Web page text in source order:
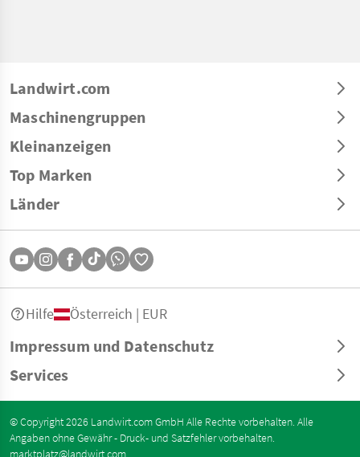
Landwirt.com
Maschinengruppen
Kleinanzeigen
Top Marken
Länder
Impressum und Datenschutz
Services
Hilfe Österreich | EUR
© Copyright 2026 Landwirt.com GmbH Alle Rechte vorbehalten. Alle
Angaben ohne Gewähr - Druck- und Satzfehler vorbehalten.
marktplatz@landwirt.com